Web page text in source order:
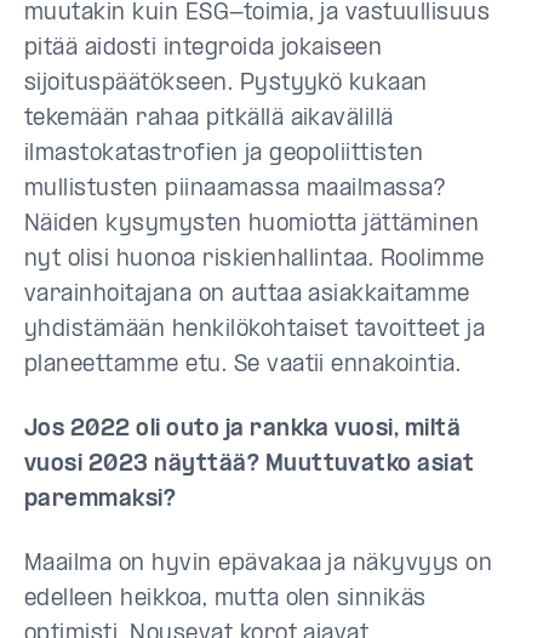
muutakin kuin ESG-toimia, ja vastuullisuus
pitää aidosti integroida jokaiseen
sijoituspäätökseen. Pystyykö kukaan
tekemään rahaa pitkällä aikavälillä
ilmastokatastrofien ja geopoliittisten
mullistusten piinaamassa maailmassa?
Näiden kysymysten huomiotta jättäminen
nyt olisi huonoa riskienhallintaa. Roolimme
varainhoitajana on auttaa asiakkaitamme
yhdistämään henkilökohtaiset tavoitteet ja
planeettamme etu. Se vaatii ennakointia.
Jos 2022 oli outo ja rankka vuosi, miltä
vuosi 2023 näyttää? Muuttuvatko asiat
paremmaksi?
Maailma on hyvin epävakaa ja näkyvyys on
edelleen heikkoa, mutta olen sinnikäs